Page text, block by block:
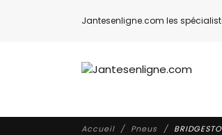
Jantesenligne.com les
Accueil Pneus